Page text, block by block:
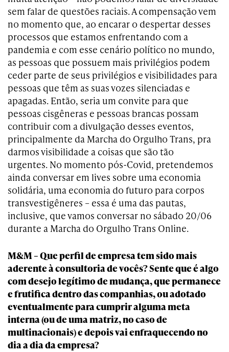
sem falar de questões raciais. A compensação vem
no momento que, ao encarar o despertar desses
processos que estamos enfrentando com a
pandemia e com esse cenário político no mundo,
as pessoas que possuem mais privilégios podem
ceder parte de seus privilégios e visibilidades para
pessoas que têm as suas vozes silenciadas e
apagadas. Então, seria um convite para que
pessoas cisgêneras e pessoas brancas possam
contribuir com a divulgação desses eventos,
principalmente da Marcha do Orgulho Trans, pra
darmos visibilidade a coisas que são tão
urgentes. No momento pós-Covid, pretendemos
ainda conversar em lives sobre uma economia
solidária, uma economia do futuro para corpos
transvestigêneres – essa é uma das pautas,
inclusive, que vamos conversar no sábado 20/06
durante a Marcha do Orgulho Trans Online.
M&M – Que perfil de empresa tem sido mais
aderente à consultoria de vocês? Sente que é algo
com desejo legítimo de mudança, que permanece
e frutifica dentro das companhias, ou adotado
eventualmente para cumprir alguma meta
interna (ou de uma matriz, no caso de
multinacionais) e depois vai enfraquecendo no
dia a dia da empresa?